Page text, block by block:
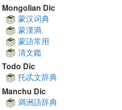
Mongolian Dic
蒙汉词典
蒙漢満
蒙語常用
清文鑑
Todo Dic
托忒文辞典
Manchu Dic
満洲語辞典